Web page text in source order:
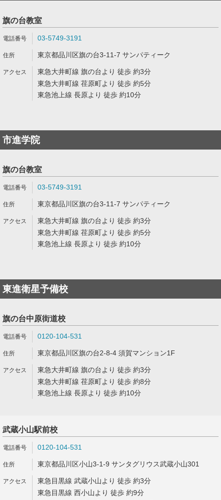
旗の台教室
03-5749-3191
東京都品川区旗の台3-11-7 サンパティーク
東急大井町線 旗の台より 徒歩 約3分
東急大井町線 荏原町より 徒歩 約5分
東急池上線 長原より 徒歩 約10分
市進学院
旗の台教室
03-5749-3191
東京都品川区旗の台3-11-7 サンパティーク
東急大井町線 旗の台より 徒歩 約3分
東急大井町線 荏原町より 徒歩 約5分
東急池上線 長原より 徒歩 約10分
東進衛星予備校
旗の台中原街道校
0120-104-531
東京都品川区旗の台2-8-4 須賀マンション1F
東急大井町線 旗の台より 徒歩 約3分
東急大井町線 荏原町より 徒歩 約8分
東急池上線 長原より 徒歩 約10分
武蔵小山駅前校
0120-104-531
東京都品川区小山3-1-9 サンタグリウス武蔵小山301
東急目黒線 武蔵小山より 徒歩 約3分
東急目黒線 西小山より 徒歩 約9分